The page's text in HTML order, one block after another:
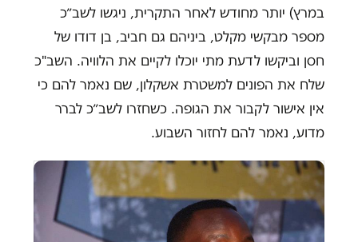
במרץ) יותר מחודש לאחר התקרית, ניגשו לשב״כ
מספר מבקשי מקלט, ביניהם גם חביב, בן דודו של
חסן וביקשו לדעת מתי יוכלו לקיים את הלוויה. השב"כ
שלח את הפונים למשטרת אשקלון, שם נאמר להם כי
אין אישור לקבור את הגופה. כשחזרו לשב״כ לברר
מדוע, נאמר להם לחזור השבוע.